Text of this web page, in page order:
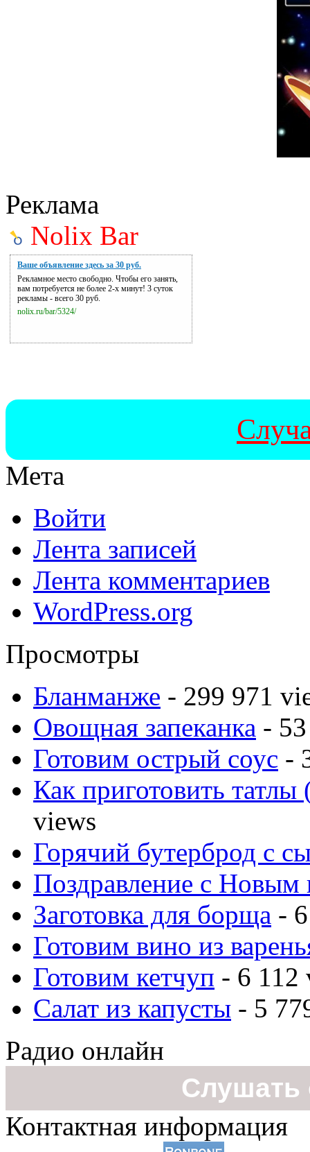
Реклама
Nolix Bar
Ваше объявление здесь за 30 руб.
Рекламное место свободно. Чтобы его занять,
вам потребуется не более 2-х минут! 3 суток
рекламы - всего 30 руб.
nolix.ru/bar/5324/
Мета
Войти
Лента записей
Лента комментариев
WordPress.org
Просмотры
Бланманже - 299 971
Овощная запеканка -
Готовим острый соус -
Как приготовить татлы
views
Горячий бутерброд с
Поздравление с Новым
Заготовка для борща -
Готовим вино из
Готовим кетчуп - 6 112
Салат из капусты - 5
Радио онлайн
Слушать
Контактная информация